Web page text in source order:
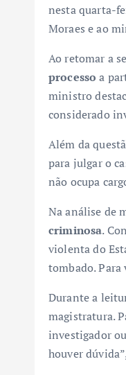
nesta quarta-
Moraes e ao
Ao retomar a
processo a
ministro
considerado
Além da
para julgar o
não ocupa
Na análise de
criminosa.
violenta do
tombado. Para
Durante a
magistratura.
investigador
houver